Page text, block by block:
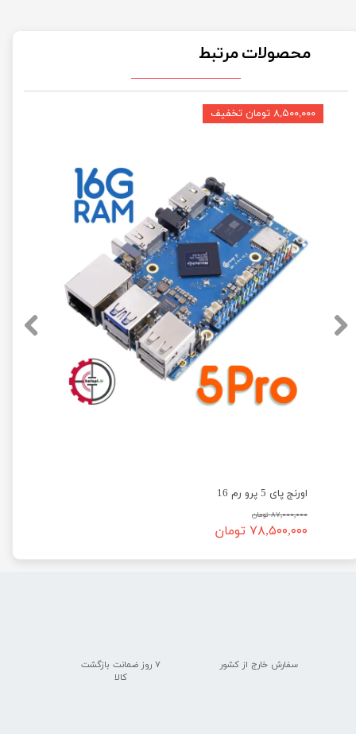
محصولات مرتبط
اورنج پای 5 پرو رم 16
۸۷,۰۰۰,۰۰۰ تومان
۷۸,۵۰۰,۰۰۰ تومان
۸,۵۰۰,۰۰۰ تومان تخفیف
سفارش خارج از کشور
۷ روز ضمانت بازگشت
​​​​​​​کالا